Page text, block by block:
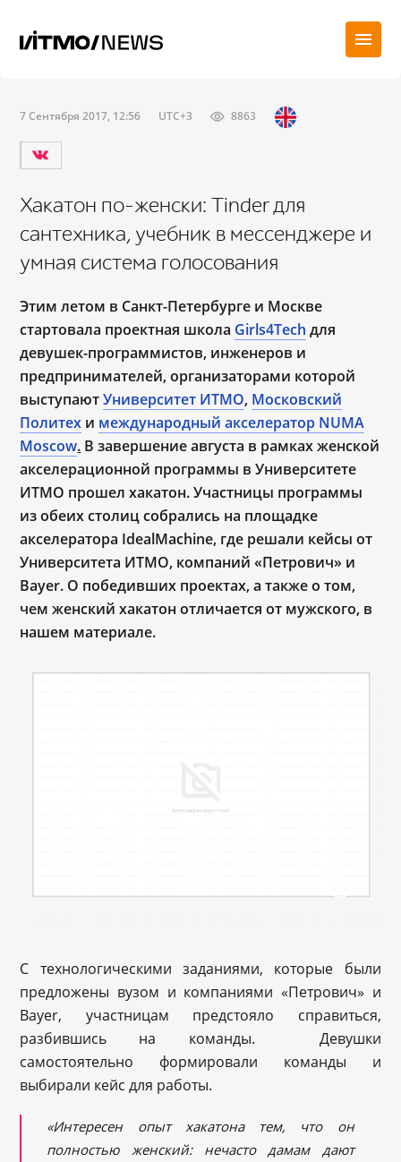
7 Сентября 2017, 12:56 UTC+3 8863
Хакатон по-женски: Tinder для
сантехника, учебник в мессенджере и
умная система голосования
Этим летом в Санкт-Петербурге и Москве
стартовала проектная школа Girls4Tech для
девушек-программистов, инженеров и
предпринимателей, организаторами которой
выступаютУниверситет ИТМО, Московский
Политех и международный акселератор NUMA
Moscow. В завершение августа в рамках женской
акселерационной программы в Университете
ИТМО прошел хакатон.Участницы программы
из обеих столиц собрались на площадке
акселератора IdealMachine, где решали кейсы от
Университета ИТМО, компаний «Петрович» и
Bayer. О победивших проектах, а также о том,
чем женский хакатон отличается от мужского, в
нашем материале.
С технологическими заданиями, которые были
предложены вузом и компаниями «Петрович» и
Bayer, участницам предстояло справиться,
разбившись на команды. Девушки
самостоятельно формировали команды и
выбирали кейс для работы.
«Интересен опыт хакатона тем, что он
полностью женский: нечасто дамам дают